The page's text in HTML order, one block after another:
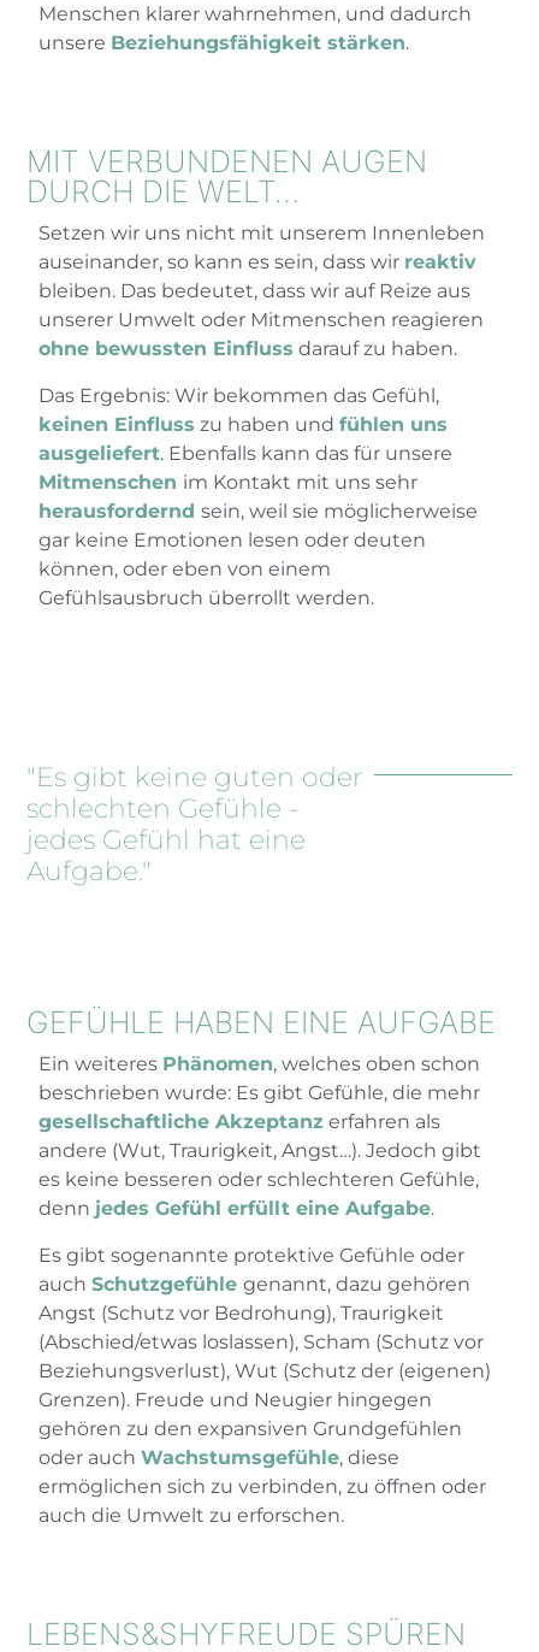
Menschen klarer wahrnehmen, und dadurch
unsere Beziehungsfähigkeit stärken.
MIT VERBUNDENEN AUGEN
DURCH DIE WELT…
Setzen wir uns nicht mit unserem Innenleben
auseinander, so kann es sein, dass wir reaktiv
bleiben. Das bedeutet, dass wir auf Reize aus
unserer Umwelt oder Mitmenschen reagieren
ohne bewussten Einfluss darauf zu haben.
Das Ergebnis: Wir bekommen das Gefühl,
keinen Einfluss zu haben undfühlen uns
ausgeliefert. Ebenfalls kann das für unsere
Mitmenschen im Kontakt mit uns sehr
herausfordernd sein, weil sie möglicherweise
gar keine Emotionen lesen oder deuten
können, oder eben von einem
Gefühlsausbruch überrollt werden.
"Es gibt keine guten oder
schlechten Gefühle -
jedes Gefühl hat eine
Aufgabe."
GEFÜHLE HABEN EINE AUFGABE
Ein weiteres Phänomen, welches oben schon
beschrieben wurde: Es gibt Gefühle, die mehr
gesellschaftliche Akzeptanz erfahren als
andere (Wut, Traurigkeit, Angst…). Jedoch gibt
es keine besseren oder schlechteren Gefühle,
denn jedes Gefühl erfüllt eine Aufgabe.
Es gibt sogenannte protektive Gefühle oder
auchSchutzgefühle genannt, dazu gehören
Angst (Schutz vor Bedrohung), Traurigkeit
(Abschied/etwas loslassen), Scham (Schutz vor
Beziehungsverlust), Wut (Schutz der (eigenen)
Grenzen). Freude und Neugier hingegen
gehören zu den expansiven Grundgefühlen
oder auchWachstumsgefühle, diese
ermöglichen sich zu verbinden, zu öffnen oder
auch die Umwelt zu erforschen.
LEBENS&SHYFREUDE SPÜREN